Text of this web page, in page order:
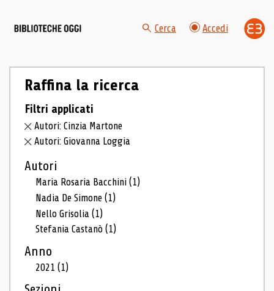
Cerca Accedi
Raffina la ricerca
Filtri applicati
Autori: Cinzia Martone
Autori: Giovanna Loggia
Autori
Maria Rosaria Bacchini(1)
Nadia De Simone(1)
Nello Grisolia(1)
Stefania Castanò(1)
Anno
2021(1)